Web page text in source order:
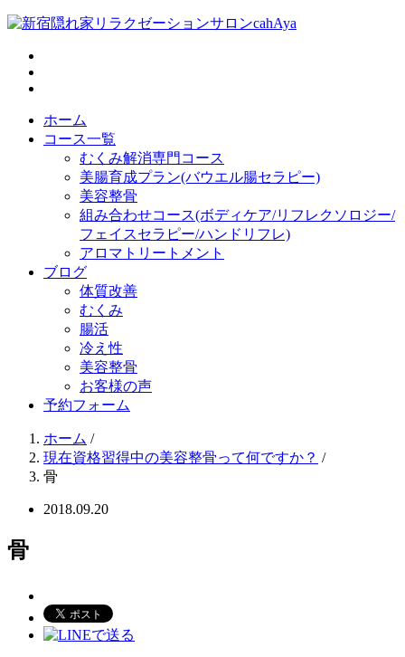
ホーム
コース一覧
むくみ解消専門コース
美腸育成プラン(バウエル腸セラピー)
美容整骨
組み合わせコース(ボディケア/リフレクソロジー/
フェイスセラピー/ハンドリフレ)
アロマトリートメント
ブログ
体質改善
むくみ
腸活
冷え性
美容整骨
お客様の声
予約フォーム
ホーム /
現在資格習得中の美容整骨って何ですか？ /
骨
2018.09.20
骨